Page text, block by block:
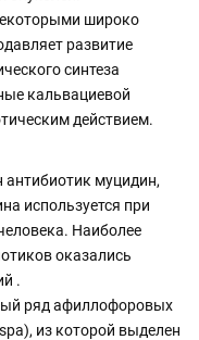
широко
развитие
синтеза
кальвациевой
действием.
антибиотик муцидин,
используется при
Наиболее
оказались
.
ряд афиллофоровых
из которой выделен